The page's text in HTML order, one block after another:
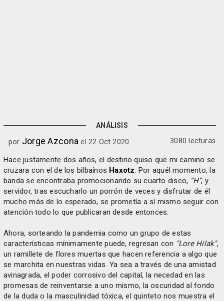
ANÁLISIS
por Jorge Azcona el 22 Oct 2020 3080 lecturas
Hace justamente dos años, el destino quiso que mi camino se
cruzara con el de los bilbaínos Haxotz. Por aquél momento, la
banda se encontraba promocionando su cuarto disco, “H”, y
servidor, tras escucharlo un porrón de veces y disfrutar de él
mucho más de lo esperado, se prometía a sí mismo seguir con
atención todo lo que publicaran desde entonces.
Ahora, sorteando la pandemia como un grupo de estas
características mínimamente puede, regresan con "Lore Hilak",
un ramillete de flores muertas que hacen referencia a algo que
se marchita en nuestras vidas. Ya sea a través de una amistad
avinagrada, el poder corrosivo del capital, la necedad en las
promesas de reinventarse a uno mismo, la oscuridad al fondo
de la duda o la masculinidad tóxica, el quinteto nos muestra el